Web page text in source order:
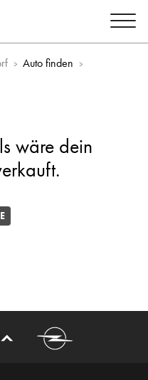
Auto finden
wäre dein